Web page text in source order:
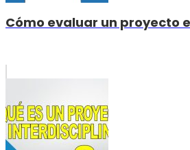
Cómo evaluar un proyecto